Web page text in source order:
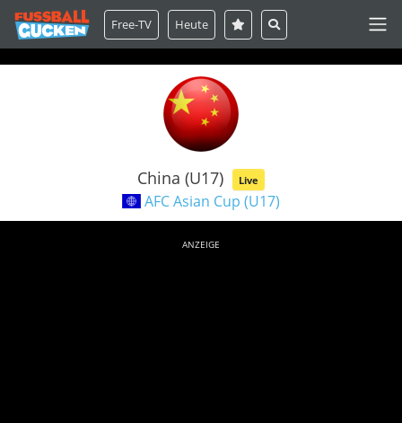
Free-TV Heute
China (U17) Live
AFC Asian Cup (U17)
ANZEIGE